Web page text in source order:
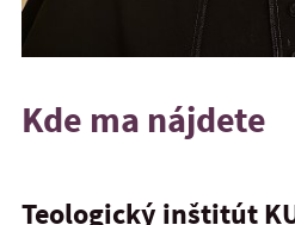
Kde ma nájdete
Teologický inštitút